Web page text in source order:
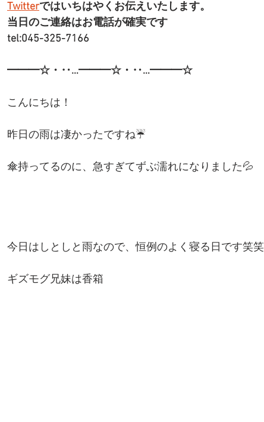
Twitterではいちはやくお伝えいたします。
当日のご連絡はお電話が確実です
tel:045-325-7166
━━━☆・‥…━━━☆・‥…━━━☆
こんにちは！
昨日の雨は凄かったですね☔️
傘持ってるのに、急すぎてずぶ濡れになりました💦
今日はしとしと雨なので、恒例のよく寝る日です笑笑
ギズモグ兄妹は香箱